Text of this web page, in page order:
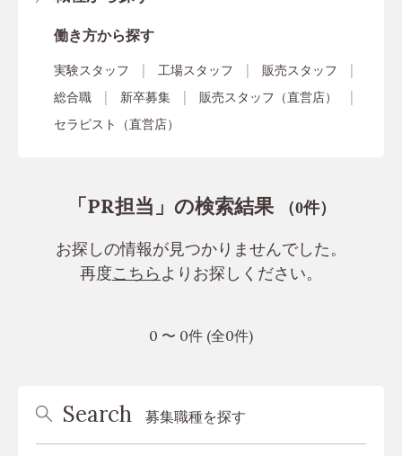
働き方から探す
実験スタッフ 工場スタッフ
販売スタッフ
総合職
新卒募集
販売スタッフ（直営店）
セラピスト（直営店）
「PR担当」の検索結果 （0件）
お探しの情報が見つかりませんでした。
再度こちら よりお探しください。
0 〜 0件 (全0件)
Search 募集職種を探す